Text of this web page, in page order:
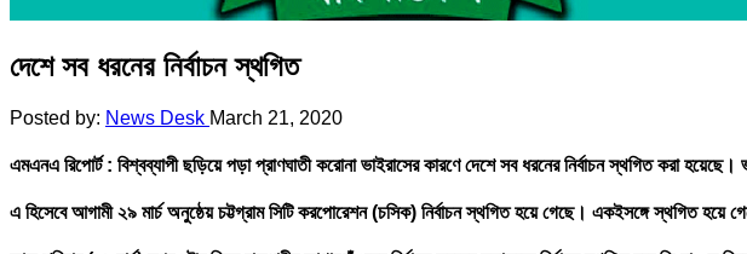
দেশে সব ধরনের নির্বাচন স্থগিত
Posted by: News Desk March 21, 2020
এমএনএ রিপোর্ট : বিশ্বব্যাপী ছড়িয়ে পড়া প্রাণঘাতী করোনা ভাইরাসের কারণে দেশে সব ধরনের নির্বাচন স্থগিত করা
এ হিসেবে আগামী ২৯ মার্চ অনুষ্ঠেয় চট্টগ্রাম সিটি করপোরেশন (চসিক) নির্বাচন স্থগিত হয়ে গেছে। একইসঙ্গে স্থগিত